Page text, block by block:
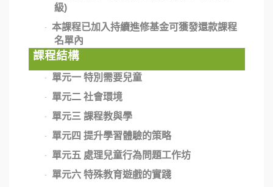
級)
· 本課程已加入持續進修基金可獲發還款課程
名單內
課程結構
· 單元一 特別需要兒童
· 單元二 社會環境
· 單元三 課程教與學
· 單元四 提升學習體驗的策略
· 單元五 處理兒童行為問題工作坊
· 單元六 特殊教育遊戲的實踐